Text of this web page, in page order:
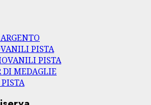
PISTA
PISTA
DI MEDAGLIE